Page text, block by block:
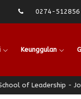
0274-512856
Keunggulan
of Leadership - Jogja